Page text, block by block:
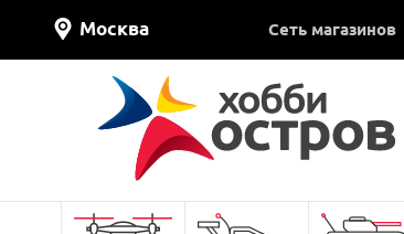
Москва Сеть магазинов